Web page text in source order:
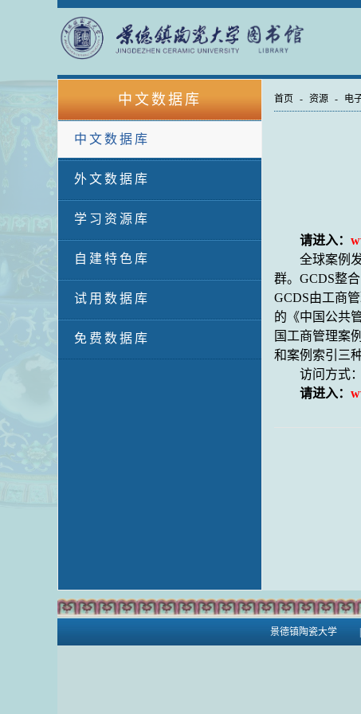
中文数据库
中文数据库
外文数据库
学习资源库
自建特色库
试用数据库
免费数据库
首页 - 资源 - 电
请进入：
全球案例
群。GCDS整
GCDS由工商
的《中国公共
国工商管理案
和案例索引三
访问方式
请进入：
景德镇陶瓷大学